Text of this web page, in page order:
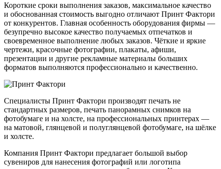
Короткие сроки выполнения заказов, максимальное качество
и обоснованная стоимость выгодно отличают Принт Фактори
от конкурентов. Главная особенность оборудования фирмы —
безупречно высокое качество получаемых отпечатков и
своевременное выполнение любых заказов. Чёткие и яркие
чертежи, красочные фотографии, плакаты, афиши,
презентации и другие рекламные материалы больших
форматов выполняются профессионально и качественно.
Специалисты Принт Фактори производят печать не
стандартных размеров, печать панорамных снимков на
фотобумаге и на холсте, на профессиональных принтерах —
на матовой, глянцевой и полуглянцевой фотобумаге, на шёлке
и холсте.
Компания Принт Фактори предлагает большой выбор
сувениров для нанесения фотографий или логотипа